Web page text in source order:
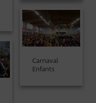
Carnaval
Enfants